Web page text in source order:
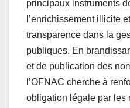
principaux instruments
l’enrichissement illicite
transparence dans la
publiques. En
et de publication des
l’OFNAC cherche à
obligation légale par les